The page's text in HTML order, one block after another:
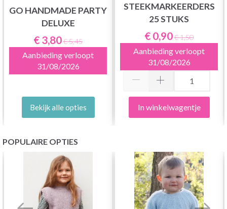
GO HANDMADE PARTY
DELUXE
€ 3,80€ 5,45
Aanbieding verloopt
31/08/2026
Bekijk alle opties
STEEKMARKEERDERS
25 STUKS
€ 0,90€ 1,50
Aanbieding verloopt
31/08/2026
In winkelwagentje
POPULAIRE OPTIES